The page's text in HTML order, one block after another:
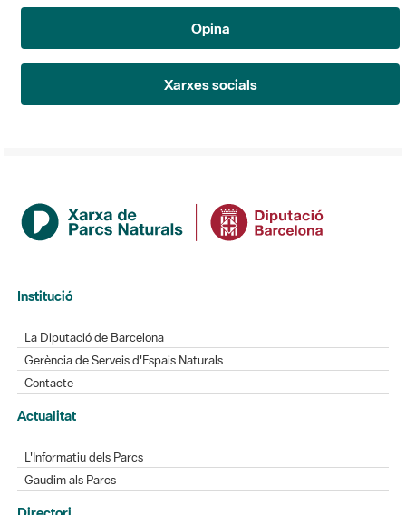
Opina
Xarxes socials
Institució
La Diputació de Barcelona
Gerència de Serveis d'Espais Naturals
Contacte
Actualitat
L'Informatiu dels Parcs
Gaudim als Parcs